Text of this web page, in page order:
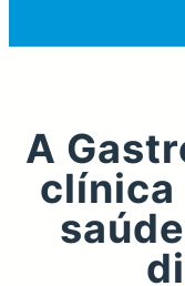
A
clínica